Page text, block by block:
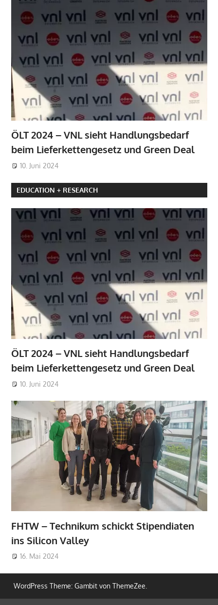
ÖLT 2024 – VNL sieht Handlungsbedarf
beim Lieferkettengesetz und Green Deal
10. Juni 2024
EDUCATION + RESEARCH
ÖLT 2024 – VNL sieht Handlungsbedarf
beim Lieferkettengesetz und Green Deal
10. Juni 2024
FHTW – Technikum schickt Stipendiaten
ins Silicon Valley
16. Mai 2024
WordPress Theme: Gambit von ThemeZee.